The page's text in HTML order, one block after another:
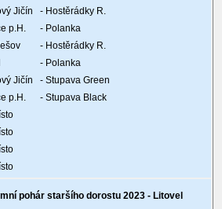
Jičín
- Hostěrádky R.
p.H.
- Polanka
- Hostěrádky R.
- Polanka
Jičín
- Stupava Green
p.H.
- Stupava Black
pohár staršího dorostu 2023 - Litovel